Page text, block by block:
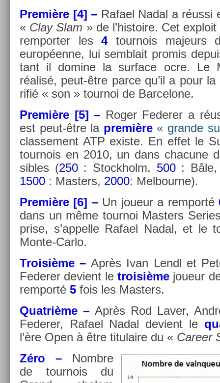
Première [4] – Rafael Nadal a réussi
« Clay Slam » de l’his­toire. Cet
re­mport­er les4 tour­nois majeurs
européenne, lui semblait pro­mis
tant il domine la sur­face ocre. Le
réalisé, peut-être parce qu’il a pour la
rifié « son » tour­noi de Bar­celone.
Première [5] – Roger Feder­er a
est peut-être la première « gran­de
clas­se­ment ATP ex­is­te. En effet le
tour­nois en 2010, un dans chacune
sibles (250 : Stockholm, 500 :
1500 : Mast­ers, 2000: Mel­bour­ne).
Première [6] – Un joueur a re­mporté
dans un même tour­noi Mast­ers
pr­ise, s’ap­pelle Rafael Nadal, et le
Monte-Carlo.
Troisiè­me – Après Ivan Lendl et
Feder­er de­vient le troisiè­me joueur
re­mporté 5 fois les Mast­ers.
Quat­rième – Après Rod Laver,
Feder­er, Rafael Nadal de­vient le
l’ère Open à être titulaire du « Care­er
Zéro –
Nombre
de tour­nois du